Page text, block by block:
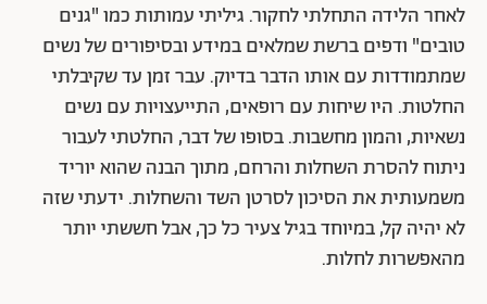
לאחר הלידה התחלתי לחקור. גיליתי עמותות כמו "גנים
טובים" ודפים ברשת שמלאים במידע ובסיפורים של נשים
שמתמודדות עם אותו הדבר בדיוק. עבר זמן עד שקיבלתי
החלטות. היו שיחות עם רופאים, התייעצויות עם נשים
נשאיות, והמון מחשבות. בסופו של דבר, החלטתי לעבור
ניתוח להסרת השחלות והרחם, מתוך הבנה שהוא יוריד
משמעותית את הסיכון לסרטן השד והשחלות. ידעתי שזה
לא יהיה קל, במיוחד בגיל צעיר כל כך, אבל חששתי יותר
מהאפשרות לחלות.